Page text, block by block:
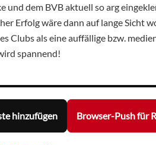
und dem BVB aktuell so arg
Erfolg wäre dann auf lange Sicht
Clubs als eine auffällige bzw.
spannend!
hinzufügen Browser-Push für